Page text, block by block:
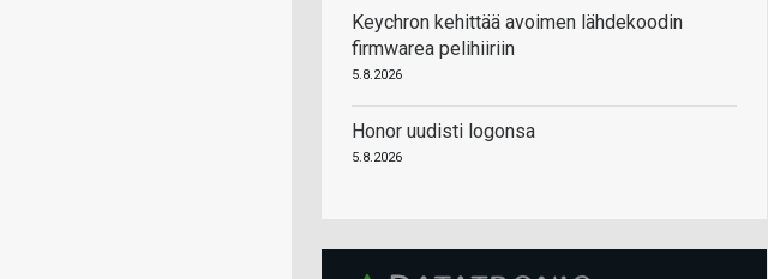
Keychron kehittää avoimen lähdekoodin
firmwarea pelihiiriin
5.8.2026
Honor uudisti logonsa
5.8.2026